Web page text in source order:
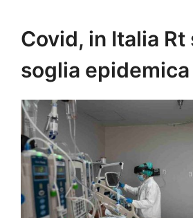
Covid, in Italia Rt
soglia epidemica